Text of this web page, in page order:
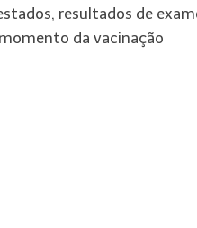
resultados de
da vacinação